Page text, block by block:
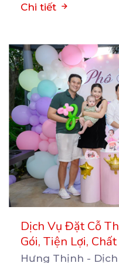
Chi tiết
Dịch Vụ Đặt Cỗ
Gói, Tiện Lợi,
Hưng Thịnh -